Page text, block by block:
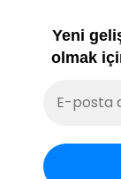
Yeni
olmak